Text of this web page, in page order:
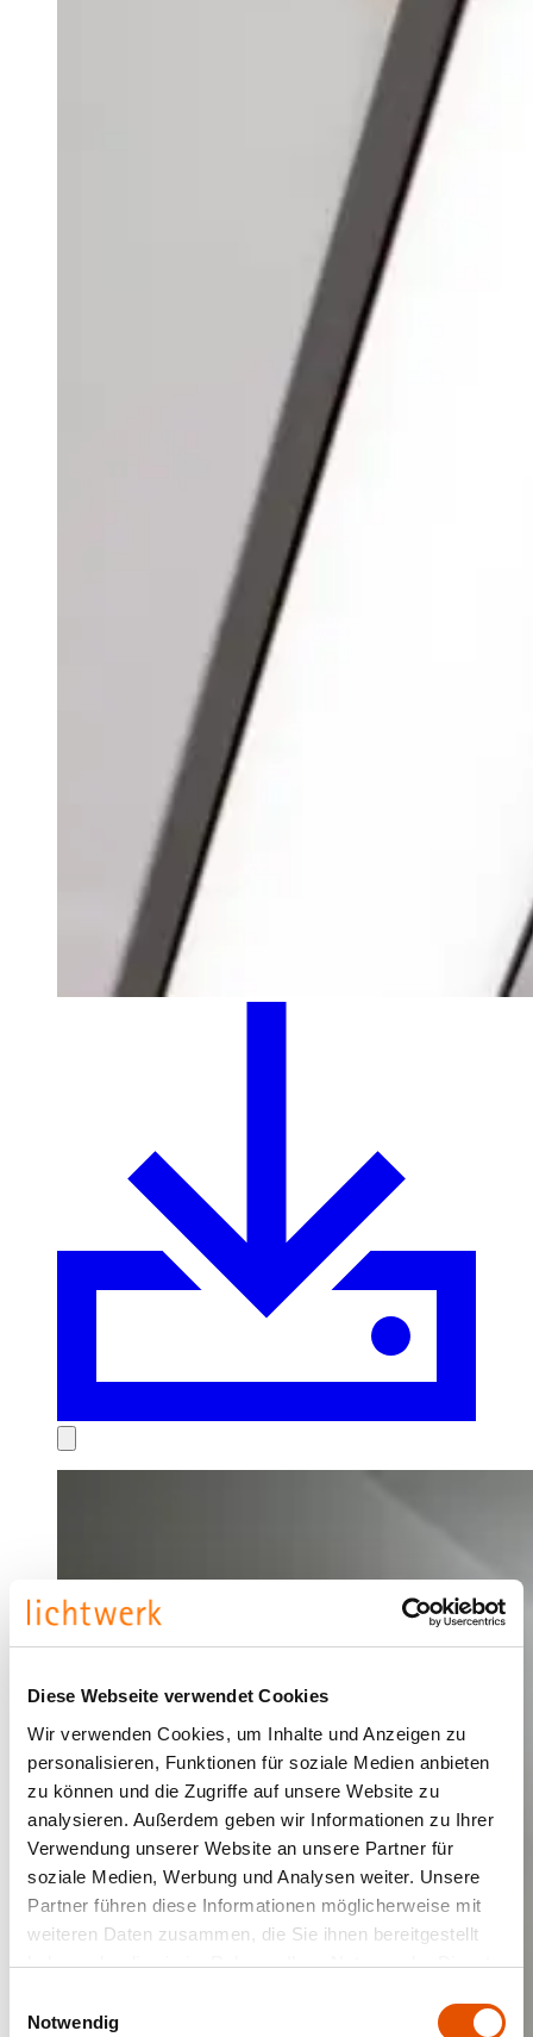
Diese Webseite verwendet Cookies
Wir verwenden Cookies, um Inhalte und Anzeigen zu
personalisieren, Funktionen für soziale Medien anbieten
zu können und die Zugriffe auf unsere Website zu
analysieren. Außerdem geben wir Informationen zu Ihrer
Verwendung unserer Website an unsere Partner für
soziale Medien, Werbung und Analysen weiter. Unsere
Partner führen diese Informationen möglicherweise mit
weiteren Daten zusammen, die Sie ihnen bereitgestellt
haben oder die sie im Rahmen Ihrer Nutzung der Dienste
Notwendig